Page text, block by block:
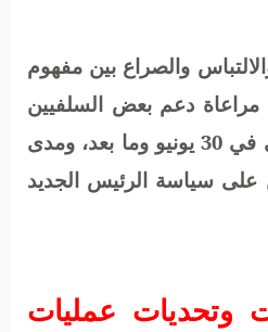
والصراع بين مفهوم
مراعاة دعم بعض السلفيين
لعملية التغيير السياسي في 30 يونيو وما بعد، ومدى
على سياسة الرئيس الجديد
وتحديات عمليات